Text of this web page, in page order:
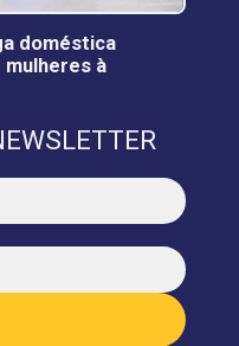
doméstica
à